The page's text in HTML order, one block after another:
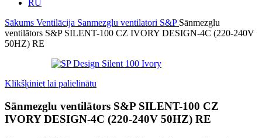
RU
Sākums Ventilācija Sanmezglu ventilatori S&P Sānmezglu
ventilātors S&P SILENT-100 CZ IVORY DESIGN-4C (220-240V
50HZ) RE
Klikšķiniet lai palielinātu
Sānmezglu ventilātors S&P SILENT-100 CZ
IVORY DESIGN-4C (220-240V 50HZ) RE